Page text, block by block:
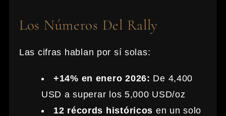
Los Números Del Rally
Las cifras hablan por sí solas:
+14% en enero 2026: De 4,400
USD a superar los 5,000 USD/oz
12 récords históricos en un solo